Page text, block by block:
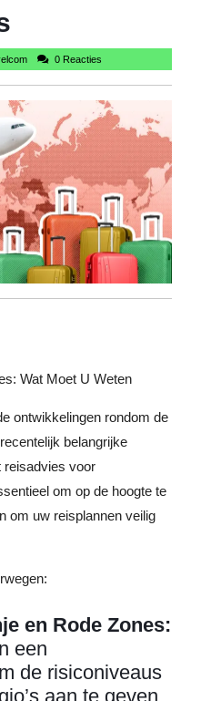
mudintercargotravelcom
0 Reacties
Wat Moet U Weten
ontwikkelingen rondom de
belangrijke
reisadvies voor
om op de hoogte te
om uw reisplannen veilig
en Rode Zones:
een
de risiconiveaus
aan te geven.